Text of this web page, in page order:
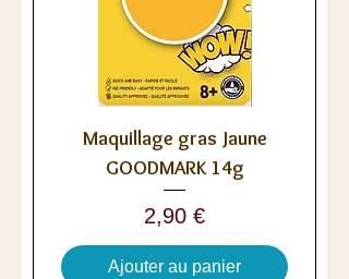
Maquillage gras Jaune
GOODMARK 14g
Prix
2,90 €
Ajouter au panier